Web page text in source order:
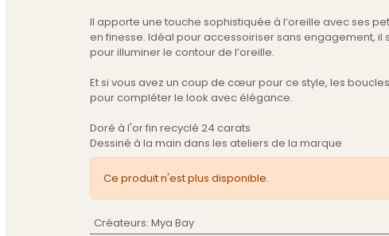
Il apporte une touche sophistiquée à l’oreille avec ses
en finesse. Idéal pour accessoiriser sans engagement, il
pour illuminer le contour de l’oreille.
Et si vous avez un coup de cœur pour ce style, les boucles
pour compléter le look avec élégance.
Doré à l'or fin recyclé 24 carats
Dessiné à la main dans les ateliers de la marque
Ce produit n'est plus disponible.
Créateurs: Mya Bay